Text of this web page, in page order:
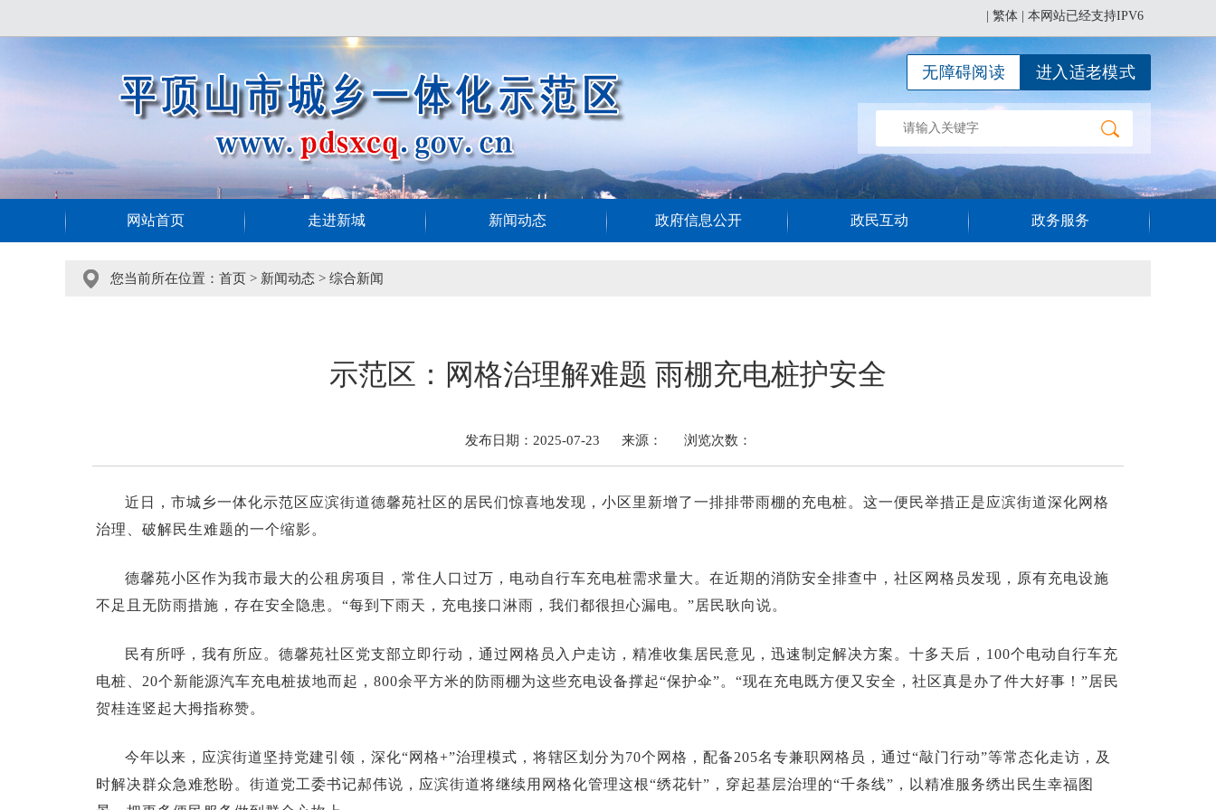
繁体 | 本网站已经支持IPV6
进入适老模式
无障碍阅读
网站首页 走进新城 新闻动态 政府信息公开 政民互动 政务服务
您当前所在位置： 首页 > 新闻动态 > 综合新闻
示范区：网格治理解难题 雨棚充电桩护安全
发布日期：2025-07-23 来源： 浏览次数：
近日，市城乡一体化示范区应滨街道德馨苑社区的居民们惊喜地发现，小区里新增了一排排带雨棚的充电桩。这一便民举措正是应滨街道深化网格
治理、破解民生难题的一个缩影。
德馨苑小区作为我市最大的公租房项目，常住人口过万，电动自行车充电桩需求量大。在近期的消防安全排查中，社区网格员发现，原有充电设施
不足且无防雨措施，存在安全隐患。“每到下雨天，充电接口淋雨，我们都很担心漏电。”居民耿向说。
民有所呼，我有所应。德馨苑社区党支部立即行动，通过网格员入户走访，精准收集居民意见，迅速制定解决方案。十多天后，100个电动自行车充
电桩、20个新能源汽车充电桩拔地而起，800余平方米的防雨棚为这些充电设备撑起“保护伞”。“现在充电既方便又安全，社区真是办了件大好事！”居民
贺桂连竖起大拇指称赞。
今年以来，应滨街道坚持党建引领，深化“网格+”治理模式，将辖区划分为70个网格，配备205名专兼职网格员，通过“敲门行动”等常态化走访，及
时解决群众急难愁盼。街道党工委书记郝伟说，应滨街道将继续用网格化管理这根“绣花针”，穿起基层治理的“千条线”，以精准服务绣出民生幸福图